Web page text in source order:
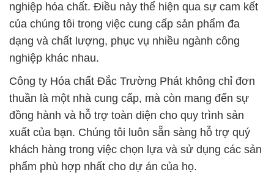
nghiệp hóa chất. Điều này thể hiện qua sự cam kết
của chúng tôi trong việc cung cấp sản phẩm đa
dạng và chất lượng, phục vụ nhiều ngành công
nghiệp khác nhau.
Công ty Hóa chất Đắc Trường Phát không chỉ đơn
thuần là một nhà cung cấp, mà còn mang đến sự
đồng hành và hỗ trợ toàn diện cho quy trình sản
xuất của bạn. Chúng tôi luôn sẵn sàng hỗ trợ quý
khách hàng trong việc chọn lựa và sử dụng các sản
phẩm phù hợp nhất cho dự án của họ.